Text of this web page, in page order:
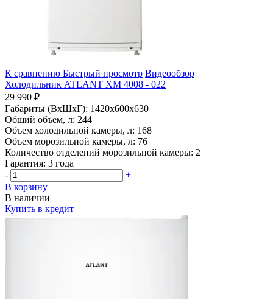
К сравнению Быстрый просмотр Видеообзор
Холодильник ATLANT ХМ 4008 - 022
29 990 ₽
Габариты (ВхШхГ): 1420x600x630
Общий объем, л: 244
Объем холодильной камеры, л: 168
Объем морозильной камеры, л: 76
Количество отделений морозильной камеры: 2
Гарантия: 3 года
-
+
В корзину
В наличии
Купить в кредит